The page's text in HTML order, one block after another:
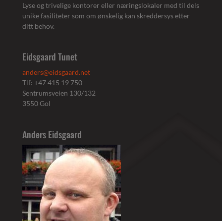
Lyse og trivelige kontorer eller næringslokaler med til dels
unike fasiliteter som om ønskelig kan skreddersys etter
ditt behov.
Eidsgaard Tunet
anders@eidsgaard.net
Tlf: +47 415 19 750
Sentrumsveien 130/132
3550 Gol
Anders Eidsgaard